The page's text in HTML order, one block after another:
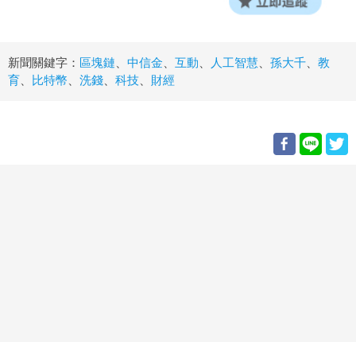
新聞關鍵字： 區塊鏈 中信金 互動 人工智慧 孫大千
教
育
比特幣 洗錢 科技 財經